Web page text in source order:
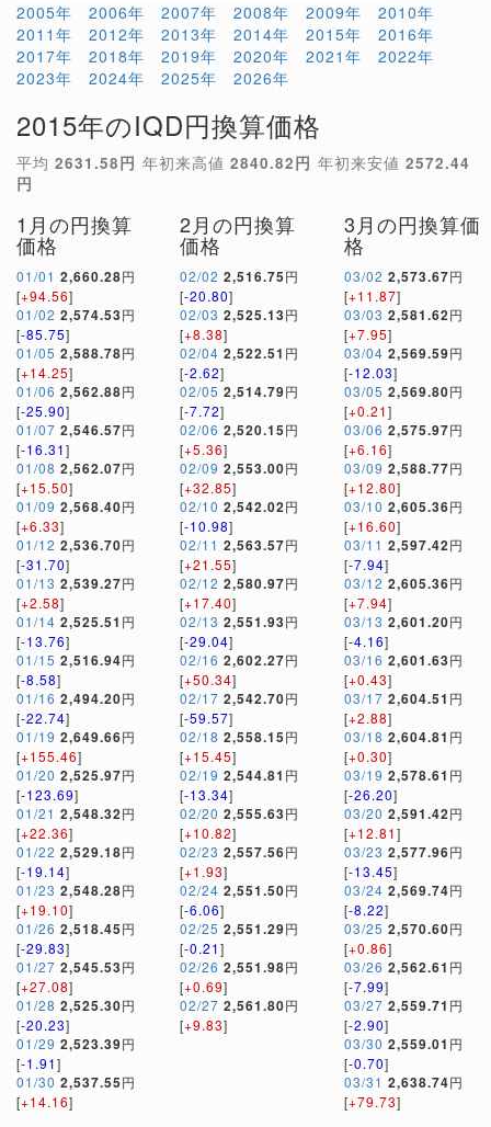
2005年 2006年 2007年 2008年 2009年
2010年
2011年
2012年 2013年 2014年 2015年
2016年
2017年
2018年 2019年 2020年 2021年
2022年
2023年
2024年 2025年 2026年
2015年のIQD円換算価格
平均 2631.58円 年初来高値 2840.82円 年初来安値 2572.44
円
1月の円換算
価格
01/01 2,660.28円
[+94.56]
01/02 2,574.53円
[-85.75]
01/05 2,588.78円
[+14.25]
01/06 2,562.88円
[-25.90]
01/07 2,546.57円
[-16.31]
01/08 2,562.07円
[+15.50]
01/09 2,568.40円
[+6.33]
01/12 2,536.70円
[-31.70]
01/13 2,539.27円
[+2.58]
01/14 2,525.51 円
[-13.76]
01/15 2,516.94円
[-8.58]
01/16 2,494.20円
[-22.74]
01/19 2,649.66円
[+155.46]
01/20 2,525.97円
[-123.69]
01/21 2,548.32円
[+22.36]
01/22 2,529.18円
[-19.14]
01/23 2,548.28円
[+19.10]
01/26 2,518.45円
[-29.83]
01/27 2,545.53円
[+27.08]
01/28 2,525.30円
[-20.23]
01/29 2,523.39円
[-1.91]
01/30 2,537.55円
[+14.16]
2月の円換算
価格
02/02 2,516.75円
[-20.80]
02/03 2,525.13円
[+8.38]
02/04 2,522.51 円
[-2.62]
02/05 2,514.79円
[-7.72]
02/06 2,520.15円
[+5.36]
02/09 2,553.00円
[+32.85]
02/10 2,542.02円
[-10.98]
02/11 2,563.57円
[+21.55]
02/12 2,580.97円
[+17.40]
02/13 2,551.93円
[-29.04]
02/16 2,602.27円
[+50.34]
02/17 2,542.70円
[-59.57]
02/18 2,558.15円
[+15.45]
02/19 2,544.81 円
[-13.34]
02/20 2,555.63円
[+10.82]
02/23 2,557.56円
[+1.93]
02/24 2,551.50円
[-6.06]
02/25 2,551.29円
[-0.21]
02/26 2,551.98円
[+0.69]
02/27 2,561.80円
[+9.83]
3月の円換算価
格
03/02 2,573.67円
[+11.87]
03/03 2,581.62円
[+7.95]
03/04 2,569.59円
[-12.03]
03/05 2,569.80円
[+0.21]
03/06 2,575.97円
[+6.16]
03/09 2,588.77円
[+12.80]
03/10 2,605.36円
[+16.60]
03/11 2,597.42円
[-7.94]
03/12 2,605.36円
[+7.94]
03/13 2,601.20円
[-4.16]
03/16 2,601.63円
[+0.43]
03/17 2,604.51 円
[+2.88]
03/18 2,604.81 円
[+0.30]
03/19 2,578.61 円
[-26.20]
03/20 2,591.42円
[+12.81]
03/23 2,577.96円
[-13.45]
03/24 2,569.74円
[-8.22]
03/25 2,570.60円
[+0.86]
03/26 2,562.61 円
[-7.99]
03/27 2,559.71 円
[-2.90]
03/30 2,559.01 円
[-0.70]
03/31 2,638.74円
[+79.73]